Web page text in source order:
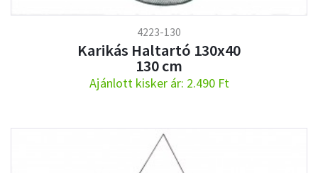
4223-130
Karikás Haltartó 130x40
130 cm
Ajánlott kisker ár: 2.490 Ft